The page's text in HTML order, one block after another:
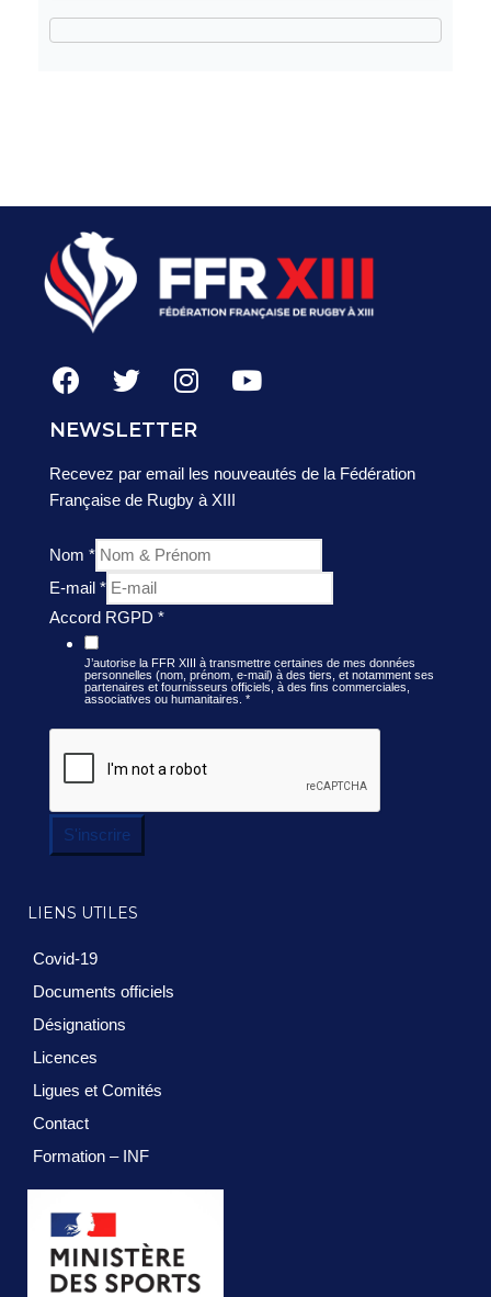
NEWSLETTER
Recevez par email les nouveautés de la Fédération
Française de Rugby à XIII
Nom *
E-mail *
Accord RGPD *
J’autorise la FFR XIII à transmettre certaines de mes données
personnelles (nom, prénom, e-mail) à des tiers, et notamment ses
partenaires et fournisseurs officiels, à des fins commerciales,
associatives ou humanitaires. *
S'inscrire
LIENS UTILES
Covid-19
Documents officiels
Désignations
Licences
Ligues et Comités
Contact
Formation – INF